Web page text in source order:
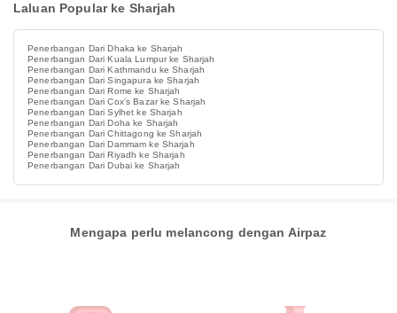
Laluan Popular ke Sharjah
Penerbangan Dari Dhaka ke Sharjah
Penerbangan Dari Kuala Lumpur ke Sharjah
Penerbangan Dari Kathmandu ke Sharjah
Penerbangan Dari Singapura ke Sharjah
Penerbangan Dari Rome ke Sharjah
Penerbangan Dari Cox's Bazar ke Sharjah
Penerbangan Dari Sylhet ke Sharjah
Penerbangan Dari Doha ke Sharjah
Penerbangan Dari Chittagong ke Sharjah
Penerbangan Dari Dammam ke Sharjah
Penerbangan Dari Riyadh ke Sharjah
Penerbangan Dari Dubai ke Sharjah
Mengapa perlu melancong dengan Airpaz